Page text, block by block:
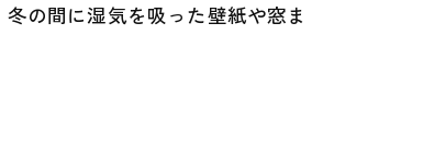
の間に湿気を吸った壁紙や窓ま